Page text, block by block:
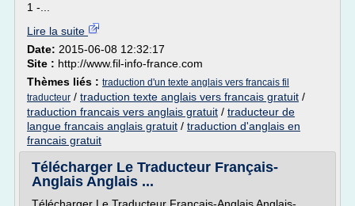
1 -...
Lire la suite
Date: 2015-06-08 12:32:17
Site : http://www.fil-info-france.com
Thèmes liés : traduction d'un texte anglais vers francais fil
traducteur / traduction texte anglais vers francais gratuit /
traduction francais vers anglais gratuit / traducteur de
langue francais anglais gratuit / traduction d'anglais en
francais gratuit
Télécharger Le Traducteur Français-
Anglais Anglais ...